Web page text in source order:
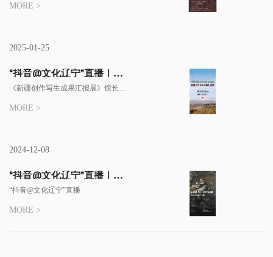
MORE >
2025-01-25
“抖音@文化辽宁”直播｜
《新疆创作写生成果汇报
展》馆长带你看展览
《新疆创作写生成果汇报展》馆长带
MORE >
2024-12-08
“抖音@文化辽宁”直播｜
《钻透万山寻宝藏——吴云华
绘画作品展》吴云华先生亲
临现场解读
“抖音@文化辽宁”直播
MORE >